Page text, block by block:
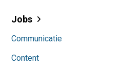
Jobs
Communicatie
Content